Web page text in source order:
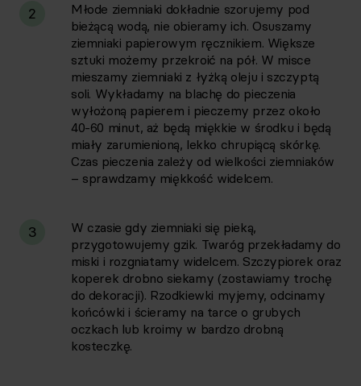
2
Młode ziemniaki dokładnie szorujemy pod
bieżącą wodą, nie obieramy ich. Osuszamy
ziemniaki papierowym ręcznikiem. Większe
sztuki możemy przekroić na pół. W misce
mieszamy ziemniaki z łyżką oleju i szczyptą
soli. Wykładamy na blachę do pieczenia
wyłożoną papierem i pieczemy przez około
40-60 minut, aż będą miękkie w środku i będą
miały zarumienioną, lekko chrupiącą skórkę.
Czas pieczenia zależy od wielkości ziemniaków
– sprawdzamy miękkość widelcem.
3
W czasie gdy ziemniaki się pieką,
przygotowujemy gzik. Twaróg przekładamy do
miski i rozgniatamy widelcem. Szczypiorek oraz
koperek drobno siekamy (zostawiamy trochę
do dekoracji). Rzodkiewki myjemy, odcinamy
końcówki i ścieramy na tarce o grubych
oczkach lub kroimy w bardzo drobną
kosteczkę.